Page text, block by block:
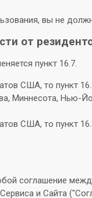
вы не
от
пункт 16.7.
США, то пункт
Миннесота, Нью-
США, то пункт
соглашение
и Сайта